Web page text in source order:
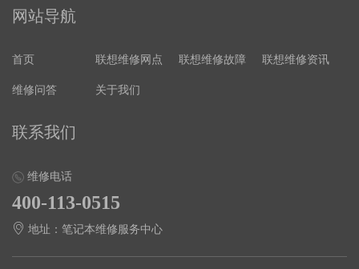
网站导航
首页 联想维修网点 联想维修故障 联想维修资讯
维修问答 关于我们
联系我们
维修电话
400-113-0515
地址：笔记本维修服务中心